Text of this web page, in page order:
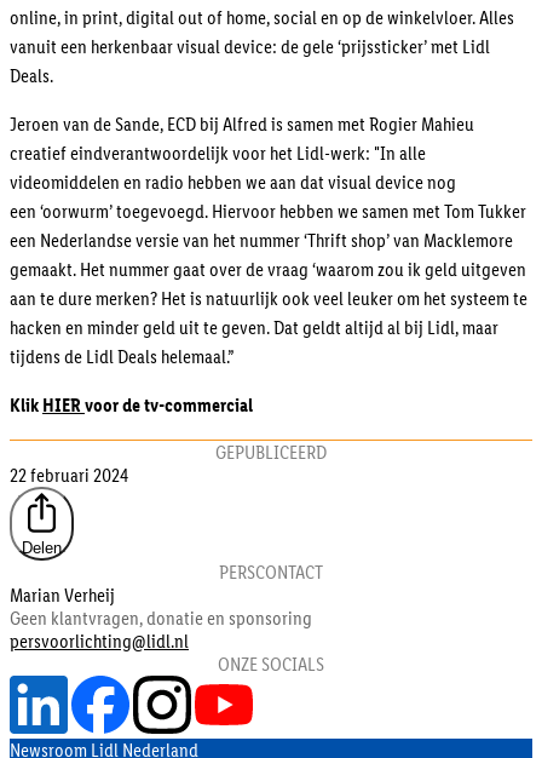
online, in print, digital out of home, social en op de winkelvloer. Alles
vanuit een herkenbaar visual device: de gele ‘prijssticker’ met Lidl
Deals.
Jeroen van de Sande, ECD bij Alfred is samen met Rogier Mahieu
creatief eindverantwoordelijk voor het Lidl-werk: "In alle
videomiddelen en radio hebben we aan dat visual device nog
een ‘oorwurm’toegevoegd. Hiervoor hebben we samen met Tom Tukker
een Nederlandse versie van het nummer ‘Thrift shop’ van Macklemore
gemaakt. Het nummer gaat over de vraag ‘waarom zou ik geld uitgeven
aan te dure merken? Het is natuurlijk ook veel leuker om het systeem te
hacken en minder geld uit te geven. Dat geldt altijd al bij Lidl, maar
tijdens de Lidl Deals helemaal.”
Klik HIERvoor de tv-commercial
GEPUBLICEERD
22 februari 2024
Delen
PERSCONTACT
Marian Verheij
Geen klantvragen, donatie en sponsoring
persvoorlichting@lidl.nl
ONZE SOCIALS
Newsroom Lidl Nederland